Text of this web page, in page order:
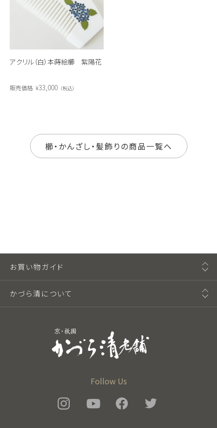
アクリル（白）本蒔絵櫛 紫陽花
販売価格 ¥33,000 税込
櫛・かんざし・髪飾りの商品一覧へ
Follow Us
お買い物ガイド
かづら清について